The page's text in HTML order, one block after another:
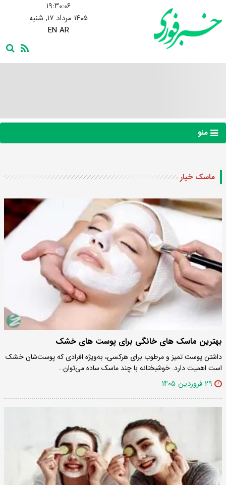
۱۹:۳۰:۰۶
۱۴۰۵ مرداد ۱۷, شنبه
EN AR
منو
ماسک خیار
بهترین ماسک های خانگی برای پوست های خشک
داشتن پوست تمیز و مرطوب برای هرکسی، به‌ویژه افرادی که پوست‌شان خشک
است اهمیت دارد. خوشبختانه با چند ماسک ساده می‌توان…
۲۹ فروردین ۱۴۰۵